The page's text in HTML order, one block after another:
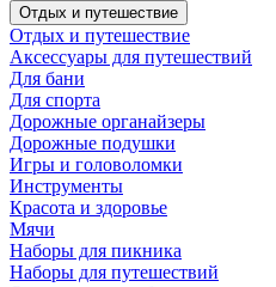
Отдых и путешествие
Отдых и путешествие
Аксессуары для путешествий
Для бани
Для спорта
Дорожные органайзеры
Дорожные подушки
Игры и головоломки
Инструменты
Красота и здоровье
Мячи
Наборы для пикника
Наборы для путешествий